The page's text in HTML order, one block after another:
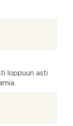
loppuun asti